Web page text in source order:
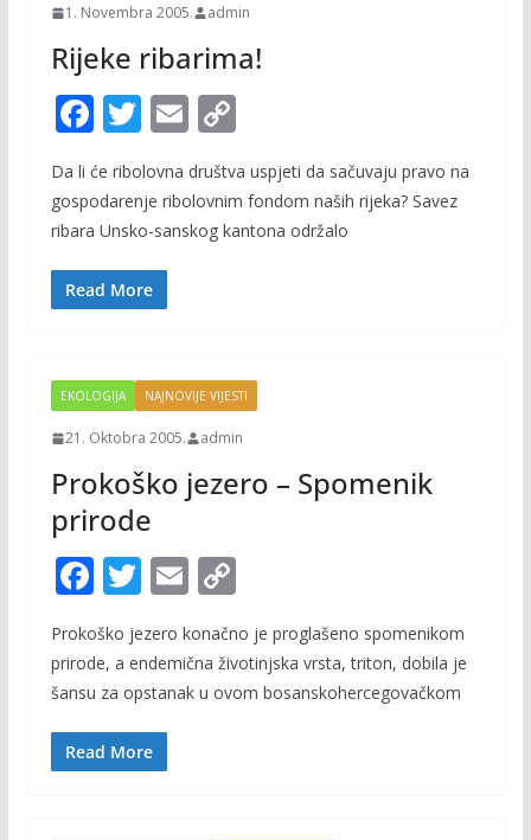
1. Novembra 2005. admin
Rijeke ribarima!
F
ac
e
b
o
o
T
w
itt
er
E
m
ai
l
C
p
y
Da li će ribolovna društva uspjeti da sačuvaju pravo na
gospodarenje ribolovnim fondom naših rijeka? Savez
ribara Unsko-sanskog kantona održalo
Read More
EKOLOGIJA NAJNOVIJE VIJESTI
21. Oktobra 2005. admin
Prokoško jezero – Spomenik
prirode
F
ac
e
b
o
o
T
itt
er
E
m
ai
l
C
p
y
Prokoško jezero konačno je proglašeno spomenikom
prirode, a endemična životinjska vrsta, triton, dobila je
šansu za opstanak u ovom bosanskohercegovačkom
Read More